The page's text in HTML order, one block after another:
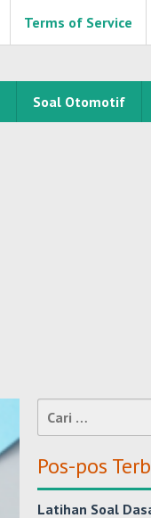
Terms of Service
Soal Otomotif
Cari
untuk:
Pos-pos
Latihan Soal